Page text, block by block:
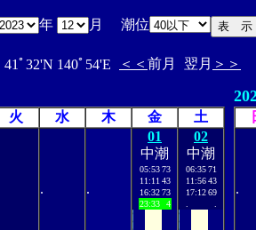
年 月 潮位
41ﾟ32'N 140ﾟ54'E ＜＜ 前月 翌月 ＞＞
火 水 木 金 土
. .
01
中潮
05:53 73
11:11 43
16:32 73
23:33
4
02
中潮
06:35 71
11:56 43
17:12 69
.